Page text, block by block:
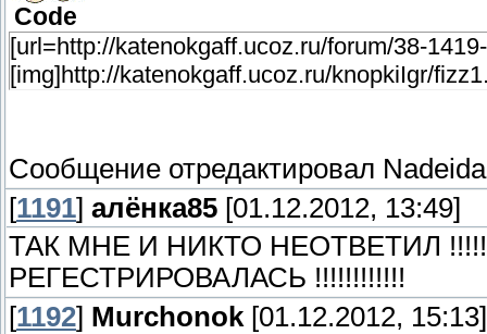
Code
[url=http://katenokgaff.ucoz.ru/forum/38-
[img]http://katenokgaff.ucoz.ru/knopkiIgr/
Сообщение отредактировал Nadeida
[1191] алёнка85 [01.12.2012, 13:49]
ТАК МНЕ И НИКТО НЕОТВЕТИЛ
РЕГЕСТРИРОВАЛАСЬ !!!!!!!!!!!!
[1192] Murchonok [01.12.2012, 15:13]